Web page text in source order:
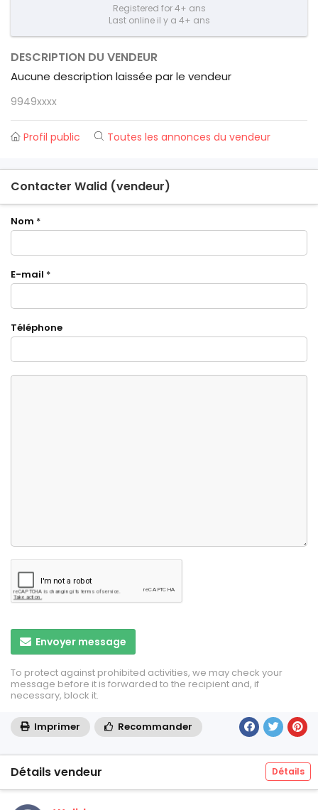
Registered for 4+ ans
Last online il y a 4+ ans
DESCRIPTION DU VENDEUR
Aucune description laissée par le vendeur
9949xxxx
Profil public Toutes les annonces du vendeur
Contacter Walid (vendeur)
Nom *
E-mail *
Téléphone
Envoyer message
To protect against prohibited activities, we may check your
message before it is forwarded to the recipient and, if
necessary, block it.
Imprimer Recommander
Détails vendeur Détails